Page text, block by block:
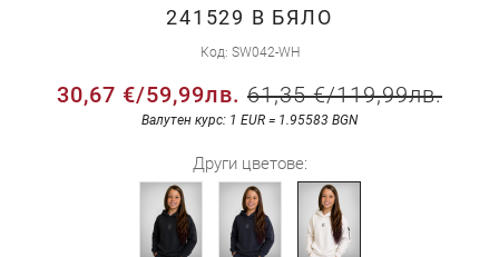
241529 В БЯЛО
Код SW042-WH
30,67 €/59,99лв. 61,35 €/119,99лв.
Валутен курс: 1 EUR = 1.95583 BGN
Други цветове:
галерия